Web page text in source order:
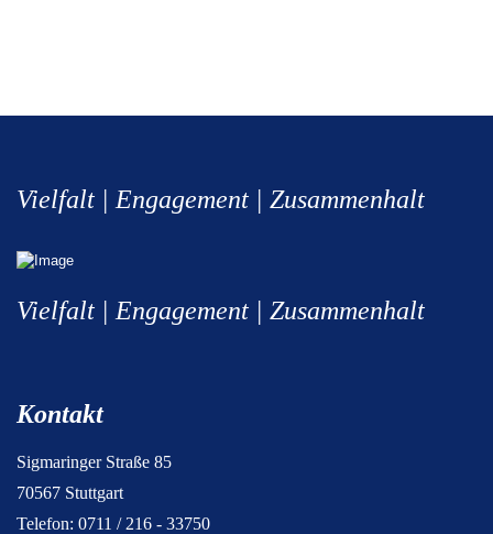
Vielfalt | Engagement | Zusammenhalt
Vielfalt | Engagement | Zusammenhalt
Kontakt
Sigmaringer Straße 85
70567 Stuttgart
Telefon: 0711 / 216 - 33750